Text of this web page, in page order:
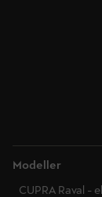
Modeller
CUPRA Raval -